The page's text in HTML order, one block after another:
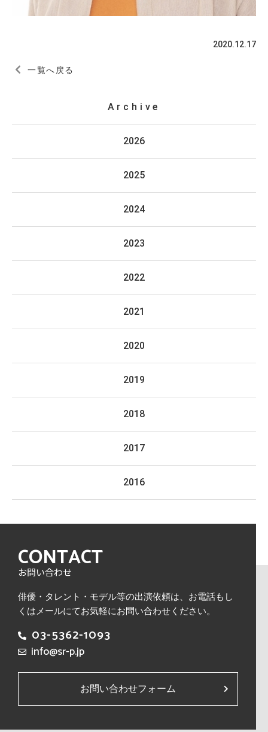
2020.12.17
一覧へ戻る
Archive
2026
2025
2024
2023
2022
2021
2020
2019
2018
2017
2016
CONTACT
お問い合わせ
俳優・タレント・モデル等の出演依頼は、 お電話もし
くはメールにてお気軽にお問い合わせください。
03-5362-1093
info@sr-p.jp
お問い合わせフォーム